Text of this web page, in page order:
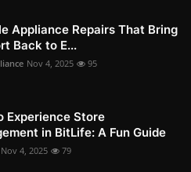
Appliance Repairs That Bring
Back to E...
Nov 4, 2025 95
Experience Store
in BitLife: A Fun Guide
Nov 4, 2025 79